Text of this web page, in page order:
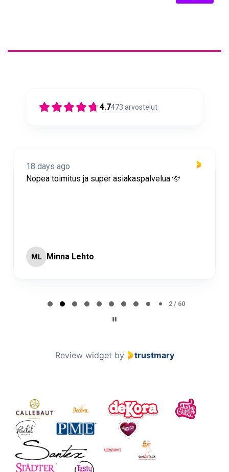
4.7473 arvostelut
18 days ago
Nopea toimitus ja super asiakaspalvelua 🩷
ML Minna Lehto
2 / 60
Review widget by trustmary